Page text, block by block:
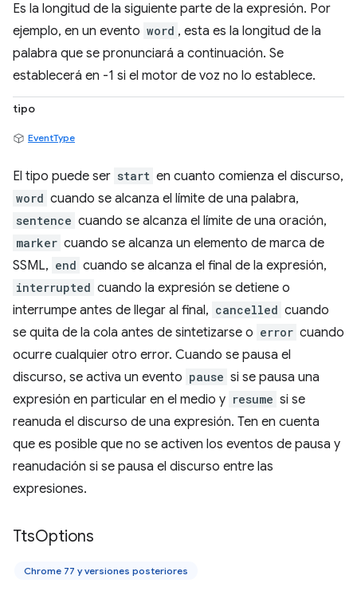
Es la longitud de la siguiente parte de la expresión. Por
ejemplo, en un evento word , esta es la longitud de la
palabra que se pronunciará a continuación. Se
establecerá en -1 si el motor de voz no lo establece.
tipo
EventType
El tipo puede ser start en cuanto comienza el discurso,
word cuando se alcanza el límite de una palabra,
sentence cuando se alcanza el límite de una oración,
marker cuando se alcanza un elemento de marca de
SSML, end cuando se alcanza el final de la expresión,
interrupted cuando la expresión se detiene o
interrumpe antes de llegar al final, cancelled cuando
se quita de la cola antes de sintetizarse o error cuando
ocurre cualquier otro error. Cuando se pausa el
discurso, se activa un evento pause si se pausa una
expresión en particular en el medio y resume si se
reanuda el discurso de una expresión. Ten en cuenta
que es posible que no se activen los eventos de pausa y
reanudación si se pausa el discurso entre las
expresiones.
TtsOptions
Chrome 77 y versiones posteriores